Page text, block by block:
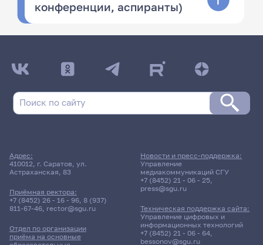
конференции, аспиранты)
Адрес:
410012, г. Саратов, ул.
Астраханская, 83
Приёмная ректора:
+7 (8452) 26 - 16 - 96, 8 (937)
811-67-46, rector@sgu.ru
Отдел по организации
приёма на основные
Новости и пресс-поддержка:
Управление
медиакоммуникаций СГУ
+7 (8452) 21 - 06 - 25,
press@sgu.ru
Техническая поддержка сайта:
Управление цифровых и
информационных технологий
+7 (8452) 21 - 06 - 64,
bessonov@sgu.ru